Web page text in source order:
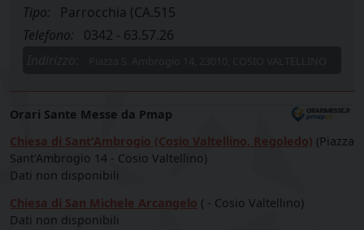
Tipo:
Parrocchia (CA.515
Telefono:
0342 - 63.57.26
Orari Sante Messe da Pmap
Chiesa di Sant'Ambrogio (Cosio Valtellino, Regoledo) (Piazza
Sant'Ambrogio 14 - Cosio Valtellino)
Dati non disponibili
Chiesa di San Michele Arcangelo ( - Cosio Valtellino)
Dati non disponibili